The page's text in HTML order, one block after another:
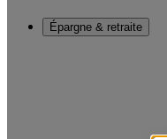
Épargne & retraite